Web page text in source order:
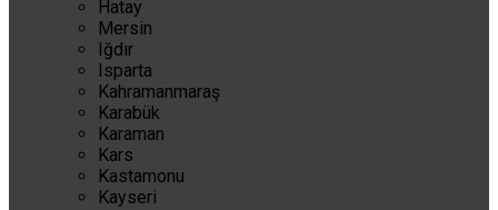
Hatay
Mersin
Iğdır
Isparta
Kahramanmaraş
Karabük
Karaman
Kars
Kastamonu
Kayseri